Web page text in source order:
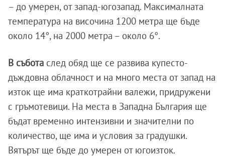
– до умерен, от запад-югозапад. Максималната
температура на височина 1200 метра ще бъде
около 14°, на 2000 метра – около 6°.
В събота след обяд ще се развива купесто-
дъждовна облачност и на много места от запад на
изток ще има краткотрайни валежи, придружени
с гръмотевици. На места в Западна България ще
бъдат временно интензивни и значителни по
количество, ще има и условия за градушки.
Вятърът ще бъде до умерен от югоизток.